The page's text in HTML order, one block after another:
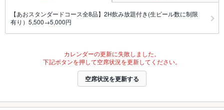
【あおスタンダードコース全8品】2H飲み放題付き(生ビール数に制限
有り）5,500→5,000円
カレンダーの更新に失敗しました。
下記ボタンを押して空席状況を更新してください。
空席状況を更新する